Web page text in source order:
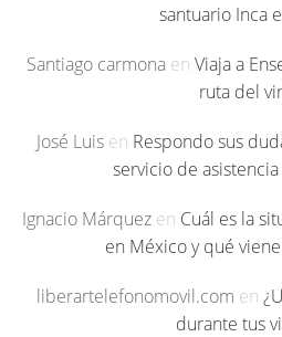
santuario Inca
Santiago carmona en Viaja a
ruta del
José Luis en Respondo sus
servicio de
Ignacio Márquez en Cuál es la
en México y qué
liberartelefonomovil.com en
durante tus